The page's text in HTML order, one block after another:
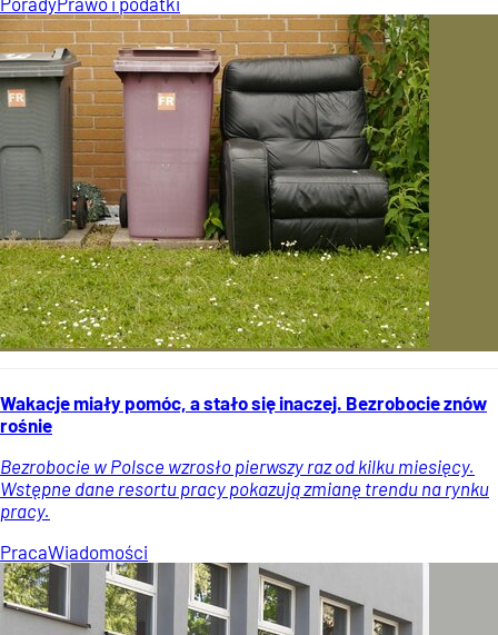
Wakacje miały pomóc, a stało się inaczej. Bezrobocie znów
rośnie
Bezrobocie w Polsce wzrosło pierwszy raz od kilku miesięcy.
Wstępne dane resortu pracy pokazują zmianę trendu na rynku
pracy.
PracaWiadomości